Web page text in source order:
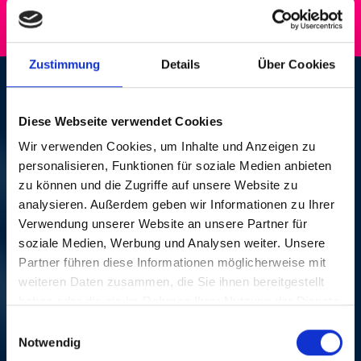
Zustimmung Details Über Cookies
Diese Webseite verwendet Cookies
Wir verwenden Cookies, um Inhalte und Anzeigen zu
personalisieren, Funktionen für soziale Medien anbieten
zu können und die Zugriffe auf unsere Website zu
analysieren. Außerdem geben wir Informationen zu Ihrer
Verwendung unserer Website an unsere Partner für
soziale Medien, Werbung und Analysen weiter. Unsere
Partner führen diese Informationen möglicherweise mit
weiteren Daten zusammen, die Sie ihnen bereitgestellt
Notwendig
STEVE COLEMAN &
FIVE ELEMENTS
FRI, 25. OCT 1991, 9.45
PM | NEW JAZZ
Kleiner Festsaal, Mustermesse Basel
The alto and soprano saxophonist Steve Coleman
went to the school of hard knocks in his work with
created a completely new music genre with his «Five
Elements», synthesizing funk, rap and jazz music.